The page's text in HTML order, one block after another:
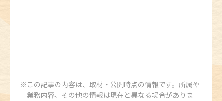
この記事の内容は、取材・公開時点の情報です。所属や
業務内容、その他の情報は現在と異なる場合がありま